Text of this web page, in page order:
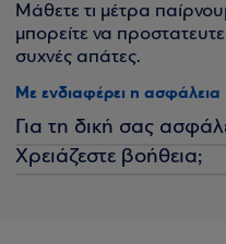
Μάθετε τι μέτρα
μπορείτε να
συχνές απάτες.
Με ενδιαφέρει η ασφάλεια
Για τη δική σας
Χρειάζεστε βοήθεια;